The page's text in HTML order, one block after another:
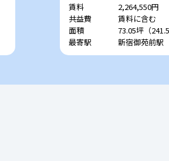
賃料
2,264,550円
共益費
賃料に含む
面積
73.05坪（
最寄駅
新宿御苑前駅